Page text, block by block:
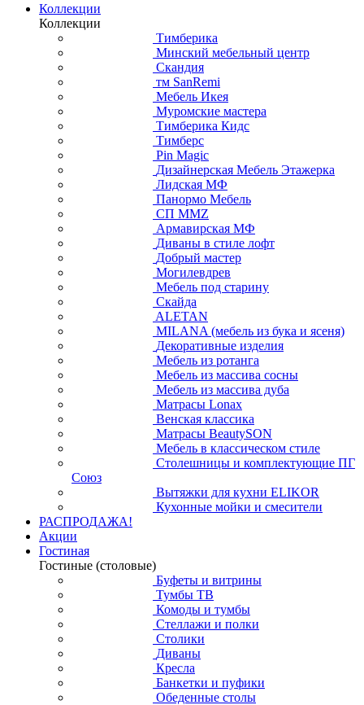
Коллекции
Коллекции
Тимберика
Минский мебельный центр
Скандия
тм SanRemi
Мебель Икея
Муромские мастера
Тимберика Кидс
Тимберс
Pin Magic
Дизайнерская Мебель Этажерка
Лидская МФ
Панормо Мебель
СП ММZ
Армавирская МФ
Диваны в стиле лофт
Добрый мастер
Могилевдрев
Мебель под старину
Скайда
ALETAN
MILANA (мебель из бука и ясеня)
Декоративные изделия
Мебель из ротанга
Мебель из массива сосны
Мебель из массива дуба
Матрасы Lonax
Венская классика
Матрасы BeautySON
Мебель в классическом стиле
Столешницы и комплектующие ПГ
Союз
Вытяжки для кухни ELIKOR
Кухонные мойки и смесители
РАСПРОДАЖА!
Акции
Гостиная
Гостиные (столовые)
Буфеты и витрины
Тумбы ТВ
Комоды и тумбы
Стеллажи и полки
Столики
Диваны
Кресла
Банкетки и пуфики
Обеденные столы